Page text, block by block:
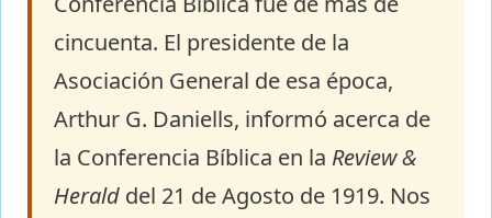
cincuenta. El presidente de la
Asociación General de esa época,
Arthur G. Daniells, informó acerca de
la Conferencia Bíblica en la Review &
Heralddel 21 de Agosto de 1919. Nos